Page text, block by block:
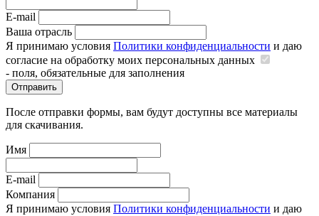
E-mail
Ваша отрасль
Я принимаю условия Политики конфиденциальности и даю
согласие на обработку моих персональных данных
- поля, обязательные для заполнения
Отправить
После отправки формы, вам будут доступны все материалы
для скачивания.
Имя
E-mail
Компания
Я принимаю условия Политики конфиденциальности и даю